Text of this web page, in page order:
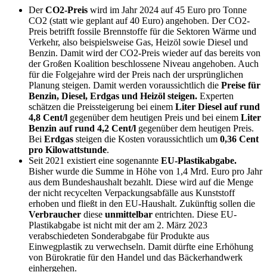
DerCO2-Preis wird im Jahr 2024 auf 45 Euro pro Tonne
CO2 (statt wie geplant auf 40 Euro) angehoben. Der CO2-
Preis betrifft fossile Brennstoffe für die Sektoren Wärme und
Verkehr, also beispielsweise Gas, Heizöl sowie Diesel und
Benzin. Damit wird der CO2-Preis wieder auf das bereits von
der Großen Koalition beschlossene Niveau angehoben. Auch
für die Folgejahre wird der Preis nach der ursprünglichen
Planung steigen. Damit werden voraussichtlich die Preise für
Benzin, Diesel, Erdgas und Heizöl steigen. Experten
schätzen die Preissteigerung bei einem Liter Diesel auf rund
4,8 Cent/l gegenüber dem heutigen Preis und bei einem Liter
Benzin auf rund 4,2 Cent/l gegenüber dem heutigen Preis.
Bei Erdgas steigen die Kosten voraussichtlich um 0,36 Cent
pro Kilowattstunde.
Seit 2021 existiert eine sogenannte EU-Plastikabgabe.
Bisher wurde die Summe in Höhe von 1,4 Mrd. Euro pro Jahr
aus dem Bundeshaushalt bezahlt. Diese wird auf die Menge
der nicht recycelten Verpackungsabfälle aus Kunststoff
erhoben und fließt in den EU-Haushalt. Zukünftig sollen die
Verbraucher diese unmittelbar entrichten. Diese EU-
Plastikabgabe ist nicht mit der am 2. März 2023
verabschiedeten Sonderabgabe für Produkte aus
Einwegplastik zu verwechseln. Damit dürfte eine Erhöhung
von Bürokratie für den Handel und das Bäckerhandwerk
einhergehen.